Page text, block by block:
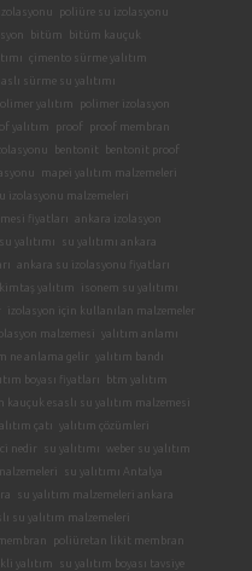
poliüre su izolasyonu
bitüm
bitüm kauçuk
çimento sürme yalıtım
sürme su yalıtımı
yalıtım
polimer izolasyon
yalıtım proof
proof membran
bentonit
bentonit proof
mapei yalıtım malzemeleri
izolasyonu malzemeleri
fiyatları ankara izolasyon
yalıtımı
su yalıtımı ankara
ankara su izolasyonu fiyatları
yalıtım
isonem su yalıtımı
izolasyon için kullanılan malzemeler
malzemesi
yalıtım anlamı
ne anlama gelir
yalıtım bandı
boyası fiyatları
btm yalıtım
kauçuk esaslı su yalıtım malzemesi
çatı
yalıtım çözümleri
nedir su yalıtımı
weber su yalıtım
su yalıtımı Antalya
su yalıtım malzemeleri ankara
su yalıtım malzemeleri
poliüretan likit membran
yalıtım su yalıtım boyası tavsiye